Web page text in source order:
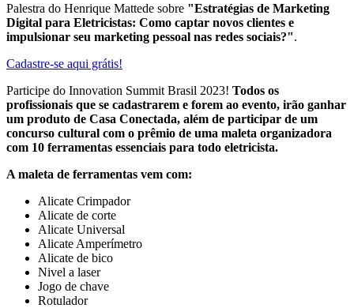
Palestra do Henrique Mattede sobre "Estratégias de Marketing
Digital para Eletricistas: Como captar novos clientes e
impulsionar seu marketing pessoal nas redes sociais?".
Cadastre-se aqui grátis!
Participe do Innovation Summit Brasil 2023! Todos os
profissionais que se cadastrarem e forem ao evento, irão ganhar
um produto de Casa Conectada, além de participar de um
concurso cultural com o prêmio de uma maleta organizadora
com 10 ferramentas essenciais para todo eletricista.
A maleta de ferramentas vem com:
Alicate Crimpador
Alicate de corte
Alicate Universal
Alicate Amperímetro
Alicate de bico
Nivel a laser
Jogo de chave
Rotulador